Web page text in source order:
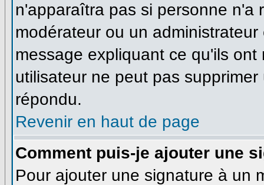
n'apparaîtra pas si personne n'a
modérateur ou un
message expliquant ce qu'ils
utilisateur ne peut pas
répondu.
Revenir en haut de page
Comment puis-je ajouter une
Pour ajouter une signature à un